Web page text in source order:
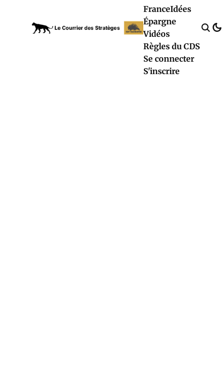
FranceIdées
Épargne
Vidéos
Règles du CDS
Se connecter
S'inscrire